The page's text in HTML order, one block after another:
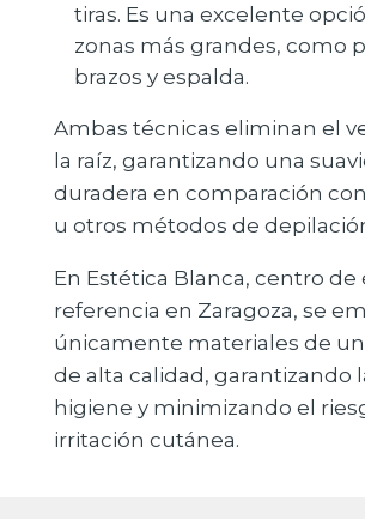
tiras. Es una excelente
zonas más grandes, como
brazos y espalda.
Ambas técnicas eliminan el
la raíz, garantizando una
duradera en comparación
u otros métodos de
En Estética Blanca, centro de
referencia en Zaragoza, se
únicamente materiales de un
de alta calidad, garantizando
higiene y minimizando el
irritación cutánea.